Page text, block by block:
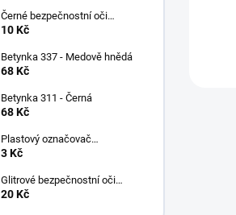
Černé bezpečnostní oči
Ø10mm (pár)
10 Kč
Betynka 337 - Medově hnědá
68 Kč
Betynka 311 - Černá
68 Kč
Plastový označovač
(markovátko)
3 Kč
Glitrové bezpečnostní oči
Ø14mm (Pár)
20 Kč